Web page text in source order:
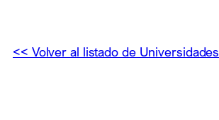
<< Volver al listado de Universidades